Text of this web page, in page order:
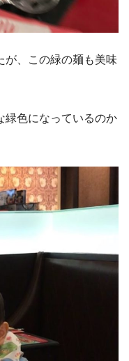
が、この緑の麺も美味
緑色になっているのか